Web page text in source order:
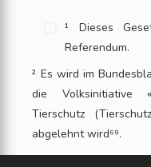
¹ Dieses
Referendum.
² Es wird im
die Volksinitiative
Tierschutz
abgelehnt wird⁶⁹.
³ Der Bundesrat